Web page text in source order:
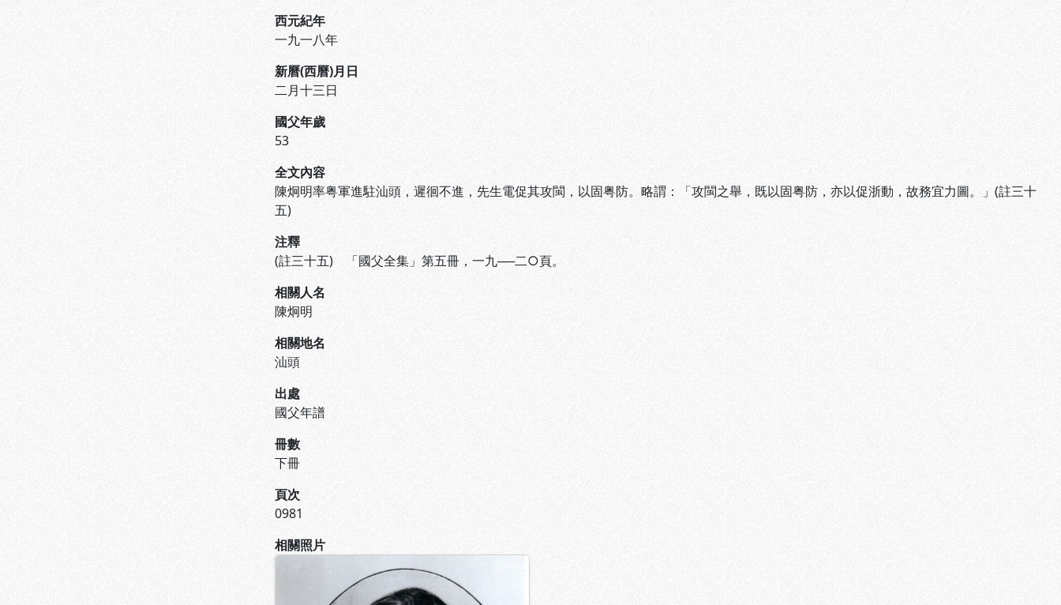
西元紀年
一九一八年
新曆(西曆)月日
二月十三日
國父年歲
53
全文內容
陳炯明率粤軍進駐汕頭，遲徊不進，先生電促其攻閩，以固粤防。略謂：「攻閩之舉，既以固粤防，亦以促浙動，故務宜力圖。」(註三十
五)
注釋
(註三十五) 「國父全集」第五冊，一九──二○頁。
相關人名
陳炯明
相關地名
汕頭
出處
國父年譜
冊數
下冊
頁次
0981
相關照片